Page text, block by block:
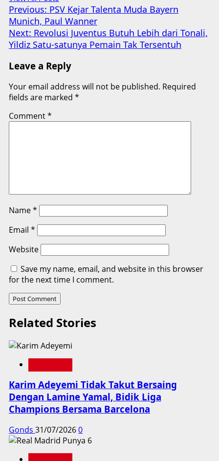
Post
navigation
Previous: PSV Kejar Talenta Muda Bayern
Munich, Paul Wanner
Next: Revolusi Juventus Butuh Lebih dari Tonali,
Yildiz Satu-satunya Pemain Tak Tersentuh
Leave a Reply
Your email address will not be published. Required
fields are marked *
Comment*
Name*
Email *
Website
Save my name, email, and website in this browser
for the next time I comment.
Related Stories
Karim Adeyemi Tidak Takut Bersaing
Dengan Lamine Yamal, Bidik Liga
Champions Bersama Barcelona
Gonds 31/07/20260